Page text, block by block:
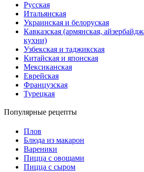
Русская
Итальянская
Украинская и белоруская
Кавказская (армянская,
кухни)
Узбекская и таджикская
Китайская и японская
Мексиканская
Еврейская
Французская
Турецкая
Популярные рецепты
Плов
Блюда из макарон
Вареники
Пицца с овощами
Пицца с сыром